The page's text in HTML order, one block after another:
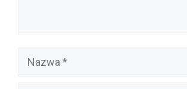
Nazwa